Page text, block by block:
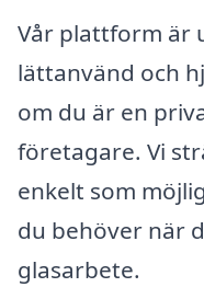
Vår plattform är
lättanvänd och
om du är en
företagare. Vi
enkelt som
du behöver när
glasarbete.